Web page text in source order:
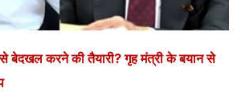
बेदखल करने की तैयारी? गृह मंत्री के बयान से